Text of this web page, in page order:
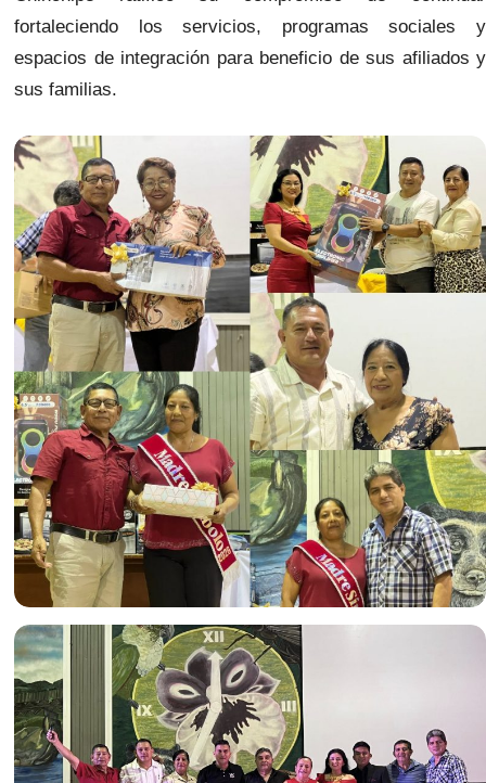
fortaleciendo los servicios, programas sociales y
espacios de integración para beneficio de sus afiliados y
sus familias.